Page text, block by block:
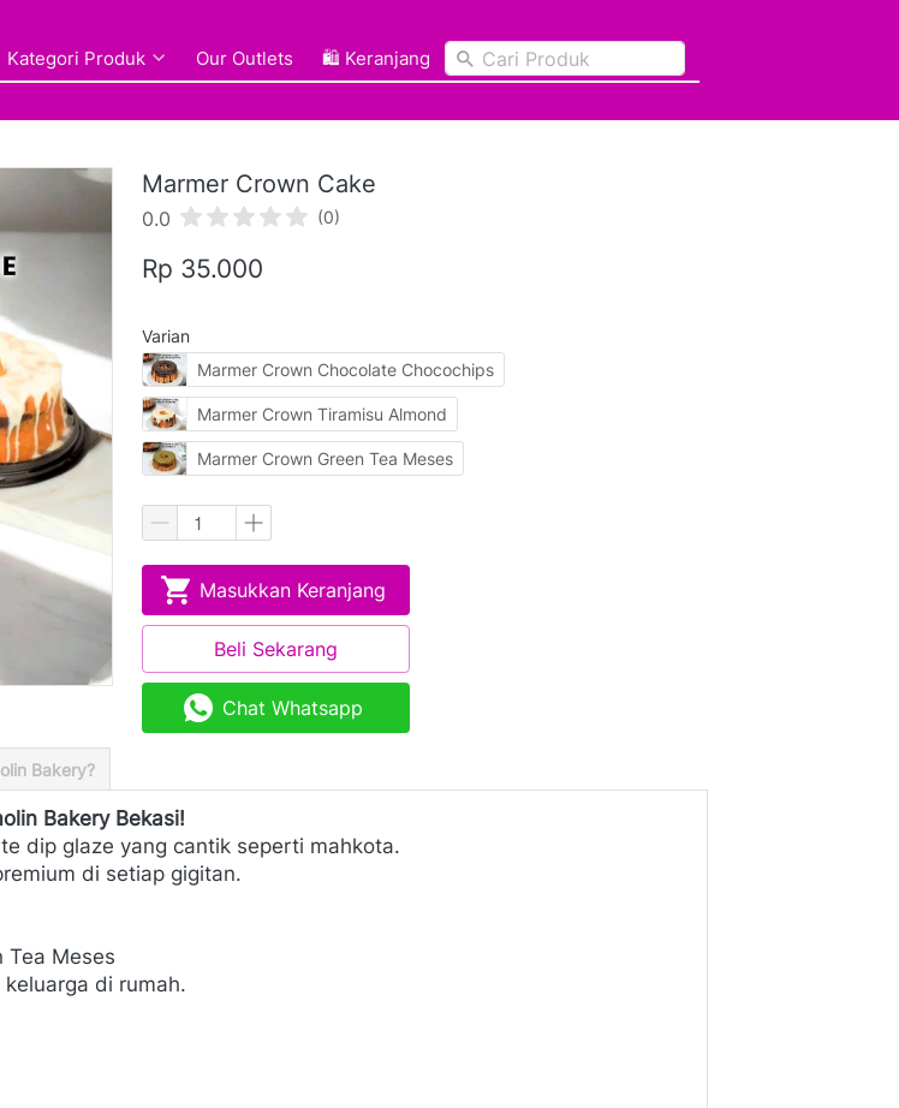
Kategori Produk Our Outlets 🛍️ Keranjang Cari Produk
Kategori Produk Our Outlets 🛍️ Keranjang Cari Produk
Marmer Crown Cake
0.0 (0)
Rp 35.000
Varian
Marmer Crown Chocolate Chocochips
Marmer Crown Tiramisu Almond
Marmer Crown Green Tea Meses
` Masukkan Keranjang
`
Beli Sekarang
` Chat Whatsapp
Bakery?
Bakery Bekasi!
dip glaze yang cantik seperti mahkota.
di setiap gigitan.
Tea Meses
di rumah.